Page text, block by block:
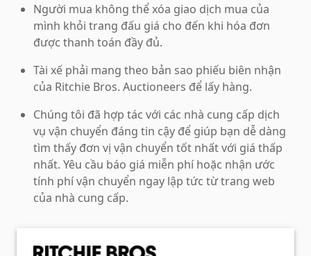
Người mua không thể xóa giao dịch mua của
mình khỏi trang đấu giá cho đến khi hóa đơn
được thanh toán đầy đủ.
Tài xế phải mang theo bản sao phiếu biên nhận
của Ritchie Bros. Auctioneers để lấy hàng.
Chúng tôi đã hợp tác với các nhà cung cấp dịch
vụ vận chuyển đáng tin cậy để giúp bạn dễ dàng
tìm thấy đơn vị vận chuyển tốt nhất với giá thấp
nhất. Yêu cầu báo giá miễn phí hoặc nhận ước
tính phí vận chuyển ngay lập tức từ trang web
của nhà cung cấp.